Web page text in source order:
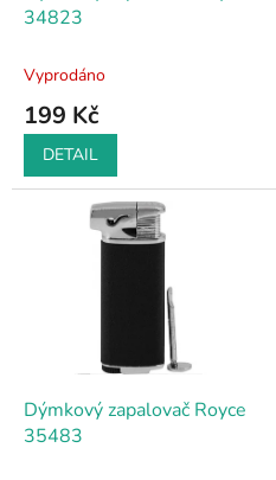
34823
Vyprodáno
199 Kč
DETAIL
Dýmkový zapalovač Royce
35483